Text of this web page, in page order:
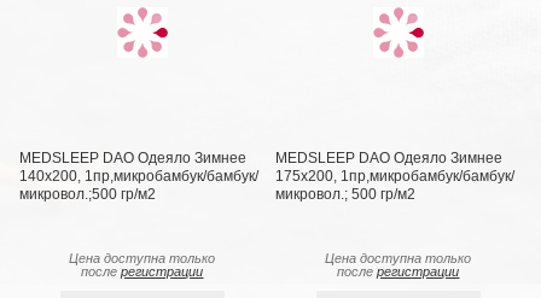
MEDSLEEP DAO Одеяло Зимнее
140х200, 1пр,микробамбук/бамбук/
микровол.;500 гр/м2
Цена доступна только
послерегистрации
MEDSLEEP DAO Одеяло Зимнее
175х200, 1пр,микробамбук/бамбук/
микровол.; 500 гр/м2
Цена доступна только
послерегистрации